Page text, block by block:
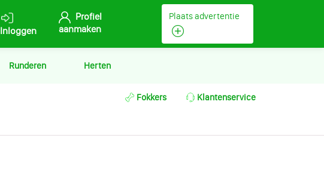
Inloggen
Profiel
aanmaken
Plaats advertentie
Runderen Herten
Fokkers Klantenservice